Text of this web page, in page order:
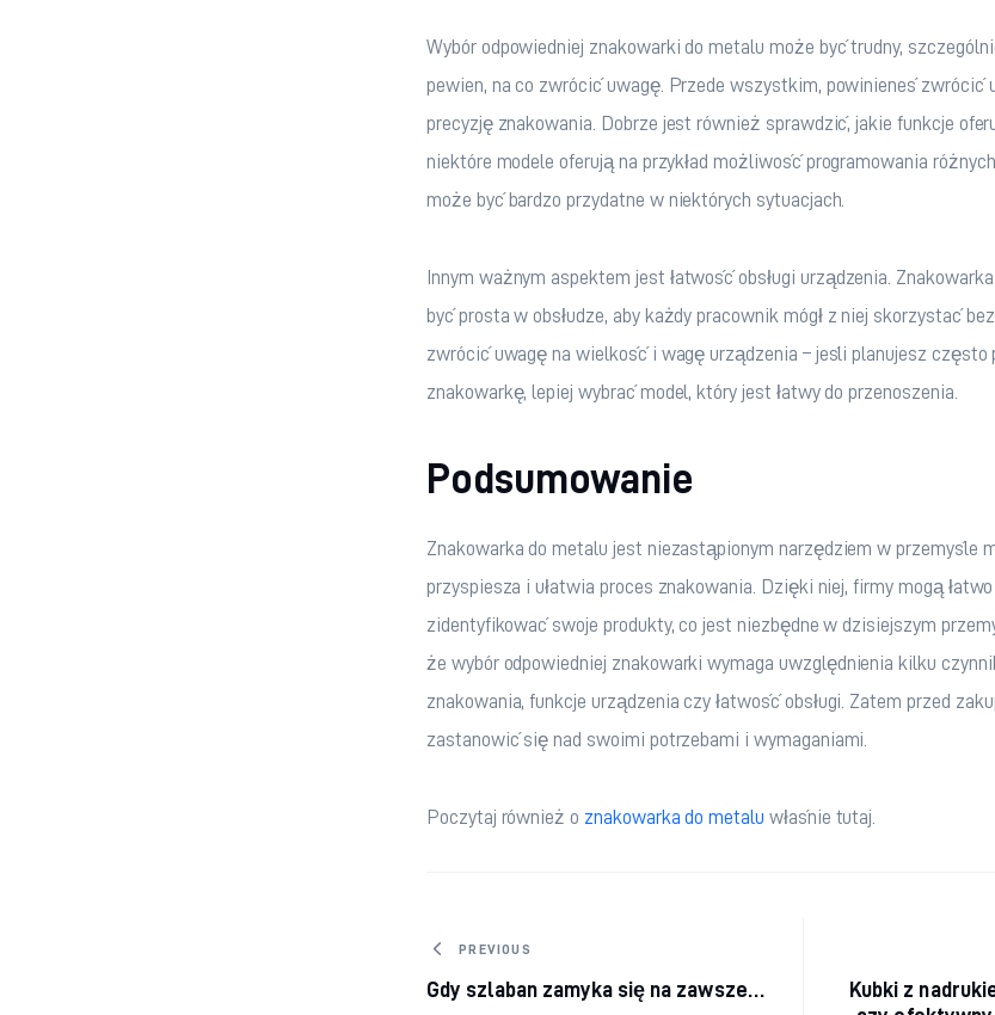
Wybór odpowiedniej znakowarki do metalu może być trudny,
pewien, na co zwrócić uwagę. Przede wszystkim, powinieneś zwrócić
precyzję znakowania. Dobrze jest również sprawdzić, jakie funkcje
niektóre modele oferują na przykład możliwość programowania
może być bardzo przydatne w niektórych sytuacjach.
Innym ważnym aspektem jest łatwość obsługi urządzenia.
być prosta w obsłudze, aby każdy pracownik mógł z niej skorzystać
zwrócić uwagę na wielkość i wagę urządzenia – jeśli planujesz
znakowarkę, lepiej wybrać model, który jest łatwy do przenoszenia.
Podsumowanie
Znakowarka do metalu jest niezastąpionym narzędziem w przemyśle
przyspiesza i ułatwia proces znakowania. Dzięki niej, firmy mogą
zidentyfikować swoje produkty, co jest niezbędne w dzisiejszym
że wybór odpowiedniej znakowarki wymaga uwzględnienia kilku
znakowania, funkcje urządzenia czy łatwość obsługi. Zatem przed
zastanowić się nad swoimi potrzebami i wymaganiami.
Poczytaj również o znakowarka do metalu właśnie tutaj.
Nawigacja wpisu
PREVIOUS
Gdy szlaban zamyka się na zawsze…
Kubki z